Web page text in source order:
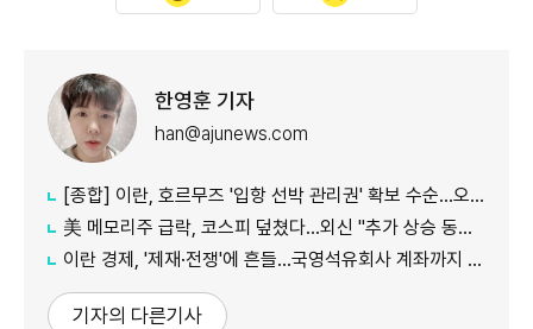
한영훈 기자
han@ajunews.com
[종합] 이란, 호르무즈 '입항 선박 관리권' 확보 수순…오만과 새 항로 합의
美 메모리주 급락, 코스피 덮쳤다…외신 "추가 상승 동력 의문"
이란 경제, '제재·전쟁'에 흔들…국영석유회사 계좌까지 동결
기자의 다른기사